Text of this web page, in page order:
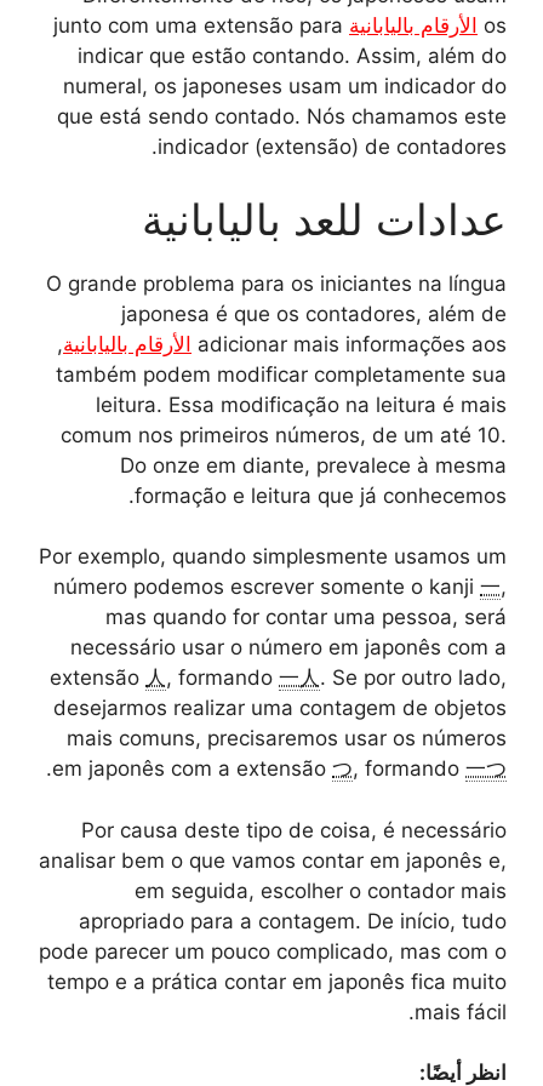
os الأرقام باليابانية junto com uma extensão para
indicar que estão contando. Assim, além do
numeral, os japoneses usam um indicador do
que está sendo contado. Nós chamamos este
indicador (extensão) de contadores.
عدادات للعد باليابانية
O grande problema para os iniciantes na língua
japonesa é que os contadores, além de
adicionar mais informações aos الأرقام باليابانية,
também podem modificar completamente sua
leitura. Essa modificação na leitura é mais
comum nos primeiros números, de um até 10.
Do onze em diante, prevalece à mesma
formação e leitura que já conhecemos.
Por exemplo, quando simplesmente usamos um
número podemos escrever somente o kanji一
mas quando for contar uma pessoa, será
necessário usar o número em japonês com a
extensão人 , formando一人 . Se por outro lado,
desejarmos realizar uma contagem de objetos
mais comuns, precisaremos usar os números
em japonês com a extensãoつ , formando一つ
.
Por causa deste tipo de coisa, é necessário
analisar bem o que vamos contar em japonês e,
em seguida, escolher o contador mais
apropriado para a contagem. De início, tudo
pode parecer um pouco complicado, mas com o
tempo e a prática contar em japonês fica muito
mais fácil.
انظر أيضًا: